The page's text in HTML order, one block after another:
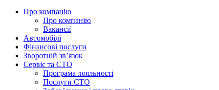
Про компанію
Про компанію
Вакансії
Автомобілі
Фінансові послуги
Зворотній зв’язок
Cервіс та СТО
Програма лояльності
Послуги СТО